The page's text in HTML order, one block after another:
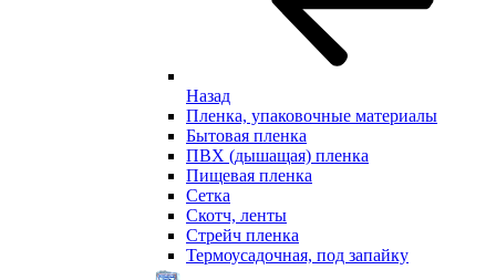
Назад
Пленка, упаковочные материалы
Бытовая пленка
ПВХ (дышащая) пленка
Пищевая пленка
Сетка
Скотч, ленты
Стрейч пленка
Термоусадочная, под запайку